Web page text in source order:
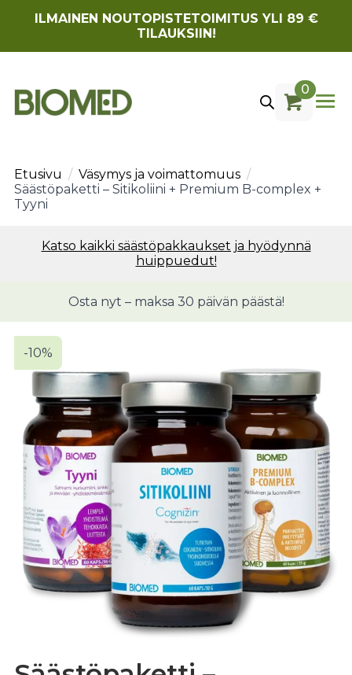
ILMAINEN NOUTOPISTETOIMITUS YLI 89 €
TILAUKSIIN!
0
Etusivu
Väsymys ja voimattomuus
Säästöpaketti – Sitikoliini + Premium B-complex +
Tyyni
Katso kaikki säästöpakkaukset ja hyödynnä
huippuedut!
Osta nyt – maksa 30 päivän päästä!
-10%